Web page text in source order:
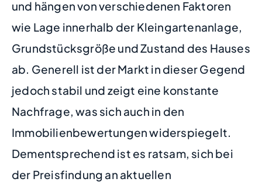
und hängen von verschiedenen Faktoren
wie Lage innerhalb der Kleingartenanlage,
Grundstücksgröße und Zustand des Hauses
ab. Generell ist der Markt in dieser Gegend
jedoch stabil und zeigt eine konstante
Nachfrage, was sich auch in den
Immobilienbewertungen widerspiegelt.
Dementsprechend ist es ratsam, sich bei
der Preisfindung an aktuellen